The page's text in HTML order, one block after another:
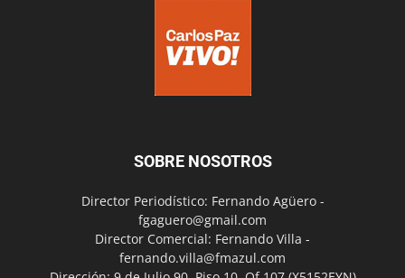
SOBRE NOSOTROS
Director Periodístico: Fernando Agüero -
fgaguero@gmail.com
Director Comercial: Fernando Villa -
fernando.villa@fmazul.com